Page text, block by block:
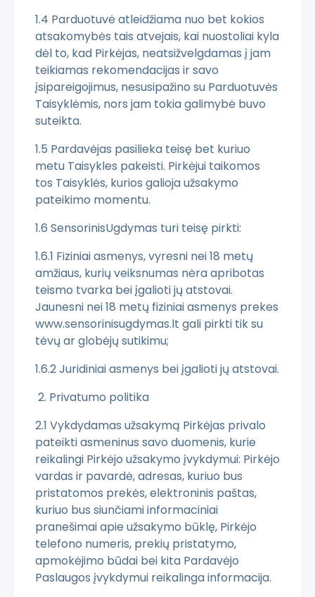
1.4 Parduotuvė atleidžiama nuo bet kokios
atsakomybės tais atvejais, kai nuostoliai kyla
dėl to, kad Pirkėjas, neatsižvelgdamas į jam
teikiamas rekomendacijas ir savo
įsipareigojimus, nesusipažino su Parduotuvės
Taisyklėmis, nors jam tokia galimybė buvo
suteikta.
1.5 Pardavėjas pasilieka teisę bet kuriuo
metu Taisykles pakeisti. Pirkėjui taikomos
tos Taisyklės, kurios galioja užsakymo
pateikimo momentu.
1.6 SensorinisUgdymas turi teisę pirkti:
1.6.1 Fiziniai asmenys, vyresni nei 18 metų
amžiaus, kurių veiksnumas nėra apribotas
teismo tvarka bei įgalioti jų atstovai.
Jaunesni nei 18 metų fiziniai asmenys prekes
www.sensorinisugdymas.lt gali pirkti tik su
tėvų ar globėjų sutikimu;
1.6.2 Juridiniai asmenys bei įgalioti jų atstovai.
2. Privatumo politika
2.1 Vykdydamas užsakymą Pirkėjas privalo
pateikti asmeninus savo duomenis, kurie
reikalingi Pirkėjo užsakymo įvykdymui: Pirkėjo
vardas ir pavardė, adresas, kuriuo bus
pristatomos prekės, elektroninis paštas,
kuriuo bus siunčiami informaciniai
pranešimai apie užsakymo būklę, Pirkėjo
telefono numeris, prekių pristatymo,
apmokėjimo būdai bei kita Pardavėjo
Paslaugos įvykdymui reikalinga informacija.